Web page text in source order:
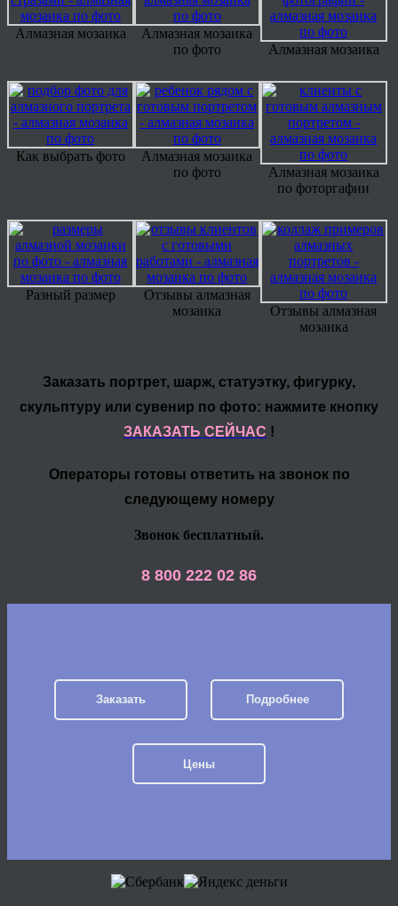
Алмазная мозаика
Алмазная мозаика
по фото
Алмазная мозаика
Как выбрать фото
Алмазная мозаика
по фото
Алмазная мозаика
по фоторгафии
Разный размер
Отзывы алмазная
мозаика
Отзывы алмазная
мозаика
Заказать портрет, шарж, статуэтку, фигурку,
скульптуру или сувенир по фото: нажмите кнопку
ЗАКАЗАТЬ СЕЙЧАС !
Операторы готовы ответить на звонок по
следующему номеру
Звонок бесплатный.
8 800 222 02 86
Заказать Подробнее
Цены